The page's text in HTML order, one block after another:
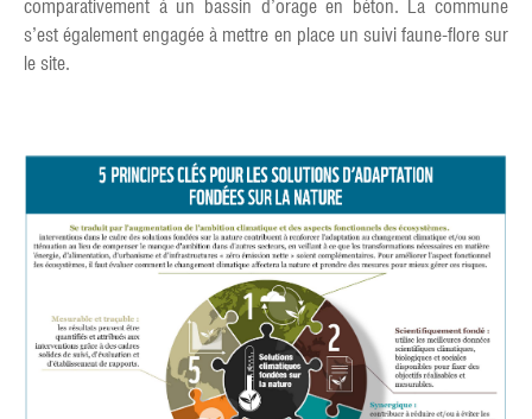
comparativement à un bassin d’orage en béton. La commune
s’est également engagée à mettre en place un suivi faune-flore sur
le site.